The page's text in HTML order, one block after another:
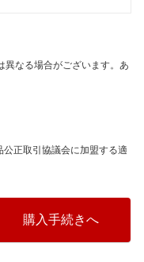
購入手続きへ
異なる場合がございます。あ
公正取引協議会に加盟する適